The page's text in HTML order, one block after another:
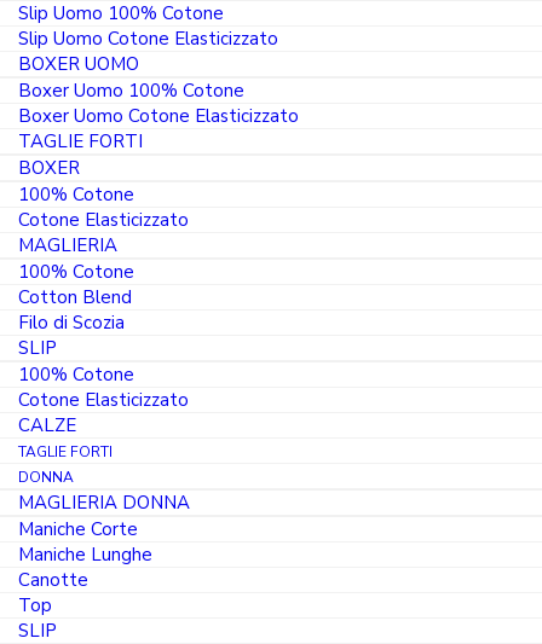
Slip Uomo 100% Cotone
Slip Uomo Cotone Elasticizzato
BOXER UOMO
Boxer Uomo 100% Cotone
Boxer Uomo Cotone Elasticizzato
TAGLIE FORTI
BOXER
100% Cotone
Cotone Elasticizzato
MAGLIERIA
100% Cotone
Cotton Blend
Filo di Scozia
SLIP
100% Cotone
Cotone Elasticizzato
CALZE
TAGLIE FORTI
DONNA
MAGLIERIA DONNA
Maniche Corte
Maniche Lunghe
Canotte
Top
SLIP
PRODOTTO IN ITALIA
Maglia intima uomo manica lunga
girocollo 100% jersey caldo cotone
bianco e colorato
i531
10.80
9.18€
IL
PREZZO
ATTUALE
È:
9.18 €.
Colore
Taglia
3° / S 4° / M